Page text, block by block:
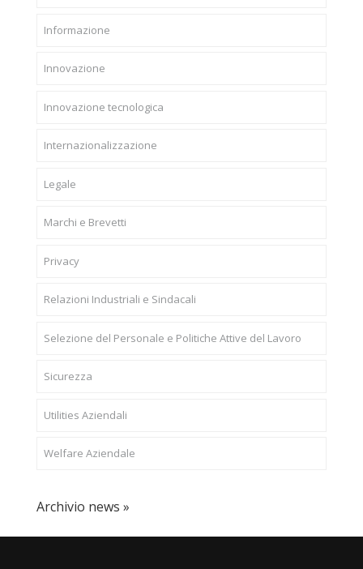
Informazione
Innovazione
Innovazione tecnologica
Internazionalizzazione
Legale
Marchi e Brevetti
Privacy
Relazioni Industriali e Sindacali
Selezione del Personale e Politiche Attive del Lavoro
Sicurezza
Utilities Aziendali
Welfare Aziendale
Archivio news »